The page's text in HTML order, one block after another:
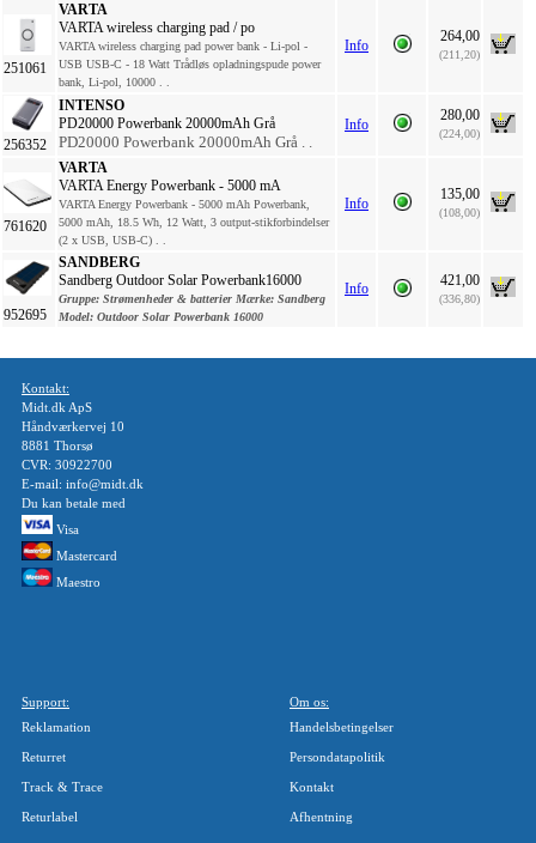
251061
VARTA
VARTA wireless charging pad / po
VARTA wireless charging pad power bank - Li-pol -
USB USB-C - 18 Watt Trådløs opladningspude power
bank, Li-pol, 10000 . .
Info
264,00
(211,20)
256352
INTENSO
PD20000 Powerbank 20000mAh Grå
PD20000 Powerbank 20000mAh Grå . .
Info
280,00
(224,00)
761620
VARTA
VARTA Energy Powerbank - 5000 mA
VARTA Energy Powerbank - 5000 mAh Powerbank,
5000 mAh, 18.5 Wh, 12 Watt, 3 output-stikforbindelser
(2 x USB, USB-C) . .
Info
135,00
(108,00)
952695
SANDBERG
Sandberg Outdoor Solar Powerbank16000
Gruppe: Strømenheder & batterier Mærke: Sandberg
Model: Outdoor Solar Powerbank 16000
Info 421,00
(336,80)
Kontakt:
Midt.dk ApS
Håndværkervej 10
8881 Thorsø
CVR: 30922700
E-mail: info@midt.dk
Du kan betale med
Visa
Mastercard
Maestro
Support:
Reklamation
Returret
Track & Trace
Returlabel
Om os:
Handelsbetingelser
Persondatapolitik
Kontakt
Afhentning